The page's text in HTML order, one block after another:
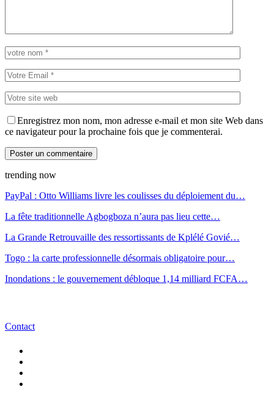
Enregistrez mon nom, mon adresse e-mail et mon site Web dans
ce navigateur pour la prochaine fois que je commenterai.
trending now
PayPal : Otto Williams livre les coulisses du déploiement du…
La fête traditionnelle Agbogboza n’aura pas lieu cette…
La Grande Retrouvaille des ressortissants de Kplélé Govié…
Togo : la carte professionnelle désormais obligatoire pour…
Inondations : le gouvernement débloque 1,14 milliard FCFA…
Contact